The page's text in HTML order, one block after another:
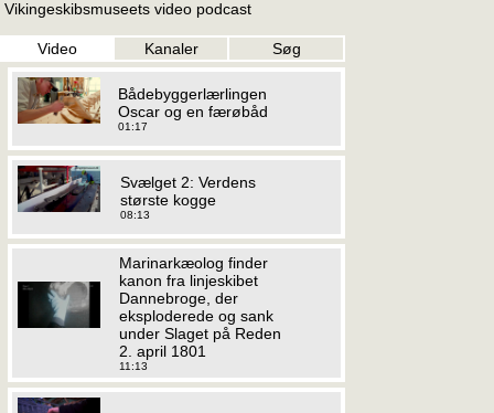
Vikingeskibsmuseets video podcast
Video Kanaler Søg
Bådebyggerlærlingen
Oscar og en færøbåd
01:17
Svælget 2: Verdens
største kogge
08:13
Marinarkæolog finder
kanon fra linjeskibet
Dannebroge, der
eksploderede og sank
under Slaget på Reden
2. april 1801
11:13